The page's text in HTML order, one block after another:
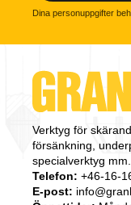
Dina personuppgifter
Verktyg för
försänkning,
specialverktyg mm.
Telefon: +46-16-
E-post: